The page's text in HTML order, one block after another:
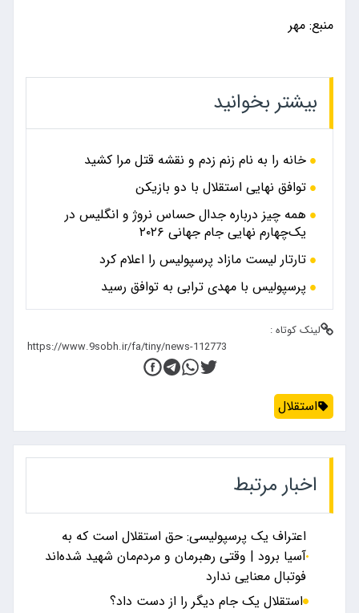
منبع: مهر
بیشتر بخوانید
خانه را به نام زنم زدم و نقشه قتل مرا کشید
توافق نهایی استقلال با دو بازیکن
همه چیز درباره جدال حساس نروژ و انگلیس در
یک‌چهارم نهایی جام جهانی ۲۰۲۶
تارتار لیست مازاد پرسپولیس را اعلام کرد
پرسپولیس با مهدی ترابی به توافق رسید
لینک کوتاه :
استقلال
اخبار مرتبط
اعتراف یک پرسپولیسی: حق استقلال است که به
آسیا برود | وقتی رهبرمان و مردم‌مان شهید شده‌اند
فوتبال معنایی ندارد
استقلال یک جام دیگر را از دست داد؟